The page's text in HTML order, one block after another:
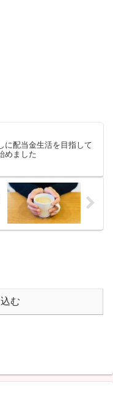
に配当金生活を目指して
めました
む